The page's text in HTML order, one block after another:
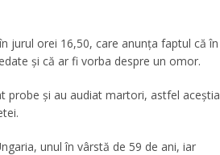
jurul orei 16,50, care anunţa faptul că în
şi că ar fi vorba despre un omor.
probe și au audiat martori, astfel aceștia
unul în vârstă de 59 de ani, iar